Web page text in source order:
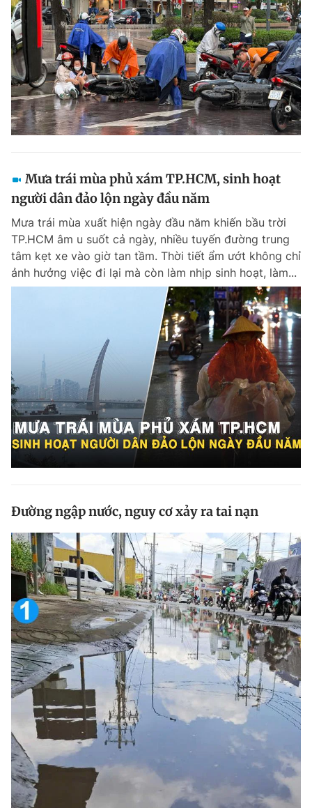
Mưa trái mùa phủ xám TP.HCM, sinh hoạt
người dân đảo lộn ngày đầu năm
Mưa trái mùa xuất hiện ngày đầu năm khiến bầu trời
TP.HCM âm u suốt cả ngày, nhiều tuyến đường trung
tâm kẹt xe vào giờ tan tầm. Thời tiết ẩm ướt không chỉ
ảnh hưởng việc đi lại mà còn làm nhịp sinh hoạt, làm...
Đường ngập nước, nguy cơ xảy ra tai nạn